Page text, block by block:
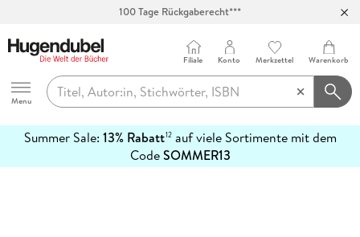
100 Tage Rückgaberecht***
Hugendubel
Menu
Filiale Konto Merkzettel Warenkorb
Summer Sale: 13% Rabatt12auf viele Sortimente mit dem
CodeSOMMER13
erfahren